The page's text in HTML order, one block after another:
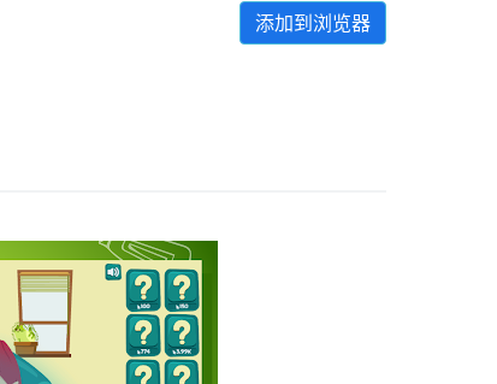
添加到浏览器